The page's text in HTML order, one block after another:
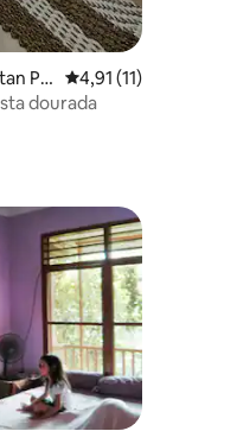
Pe
4,91 de uma
4,91 (11)
dourada